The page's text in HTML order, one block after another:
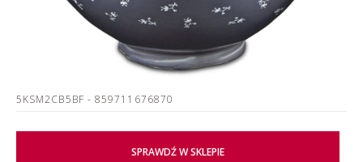
5KSM2CB5BF - 859711676870
SPRAWDŹ W SKLEPIE